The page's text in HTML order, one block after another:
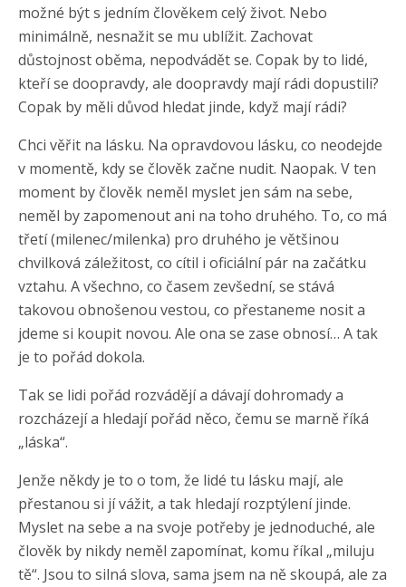
možné být s jedním člověkem celý život. Nebo
minimálně, nesnažit se mu ublížit. Zachovat
důstojnost oběma, nepodvádět se. Copak by to lidé,
kteří se doopravdy, ale doopravdy mají rádi dopustili?
Copak by měli důvod hledat jinde, když mají rádi?
Chci věřit na lásku. Na opravdovou lásku, co neodejde
v momentě, kdy se člověk začne nudit. Naopak. V ten
moment by člověk neměl myslet jen sám na sebe,
neměl by zapomenout ani na toho druhého. To, co má
třetí (milenec/milenka) pro druhého je většinou
chvilková záležitost, co cítil i oficiální pár na začátku
vztahu. A všechno, co časem zevšední, se stává
takovou obnošenou vestou, co přestaneme nosit a
jdeme si koupit novou. Ale ona se zase obnosí… A tak
je to pořád dokola.
Tak se lidi pořád rozvádějí a dávají dohromady a
rozcházejí a hledají pořád něco, čemu se marně říká
„láska“.
Jenže někdy je to o tom, že lidé tu lásku mají, ale
přestanou si jí vážit, a tak hledají rozptýlení jinde.
Myslet na sebe a na svoje potřeby je jednoduché, ale
člověk by nikdy neměl zapomínat, komu říkal „miluju
tě“. Jsou to silná slova, sama jsem na ně skoupá, ale za